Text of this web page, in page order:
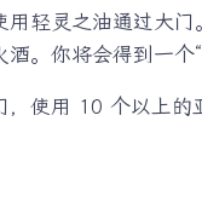
用轻灵之油通过大
。你将会得到一个
使用 10 个以上的